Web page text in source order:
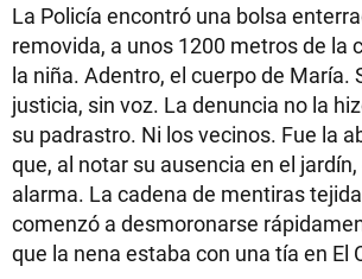
La Policía encontró una bolsa
removida, a unos 1200 metros de la
la niña. Adentro, el cuerpo de María.
justicia, sin voz. La denuncia no la
su padrastro. Ni los vecinos. Fue la
que, al notar su ausencia en el
alarma. La cadena de mentiras
comenzó a desmoronarse
que la nena estaba con una tía en El